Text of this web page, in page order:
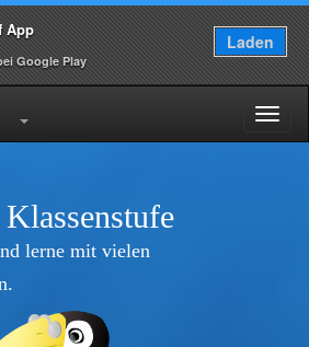
App
Google Play
Laden
lerne mit vielen